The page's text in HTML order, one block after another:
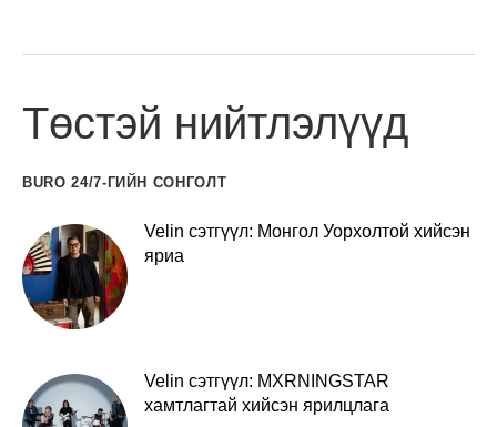
Төстэй нийтлэлүүд
BURO 24/7-ГИЙН СОНГОЛТ
Velin сэтгүүл: Монгол Уорхолтой хийсэн
яриа
Velin сэтгүүл: MXRNINGSTAR
хамтлагтай хийсэн ярилцлага